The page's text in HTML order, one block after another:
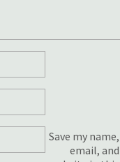
Save my name,
email, and